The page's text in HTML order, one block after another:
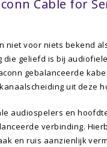
Cable for
niet voor niets bekend
geliefd is bij
gebalanceerde
uit deze
audiospelers en
verbinding.
en ruis aanzienlijk